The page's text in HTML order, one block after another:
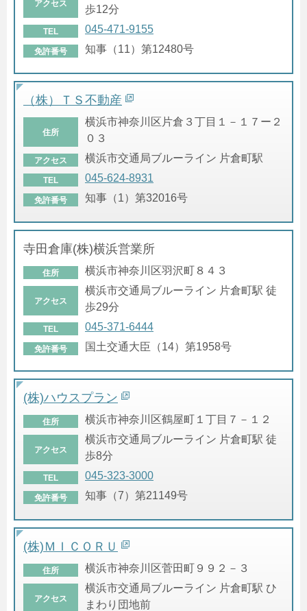
アクセス
歩12分
TEL 045-471-9155
免許番号 知事（11）第12480号
（株）ＴＳ不動産
住所
横浜市神奈川区片倉３丁目１－１７ー２
０３
アクセス 横浜市交通局ブルーライン 片倉町駅
TEL 045-624-8931
免許番号 知事（1）第32016号
寺田倉庫(株)横浜営業所
住所 横浜市神奈川区羽沢町８４３
アクセス
横浜市交通局ブルーライン 片倉町駅 徒
歩29分
TEL 045-371-6444
免許番号 国土交通大臣（14）第1958号
(株)ハウスプラン
住所 横浜市神奈川区鶴屋町１丁目７－１２
アクセス
横浜市交通局ブルーライン 片倉町駅 徒
歩8分
TEL 045-323-3000
免許番号 知事（7）第21149号
(株)ＭＩＣＯＲＵ
住所 横浜市神奈川区菅田町９９２－３
アクセス
横浜市交通局ブルーライン 片倉町駅 ひ
まわり団地前